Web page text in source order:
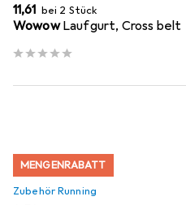
EUR
11,61 bei 2 Stück
Wowow Laufgurt, Cross belt
MENGENRABATT
Zubehör Running